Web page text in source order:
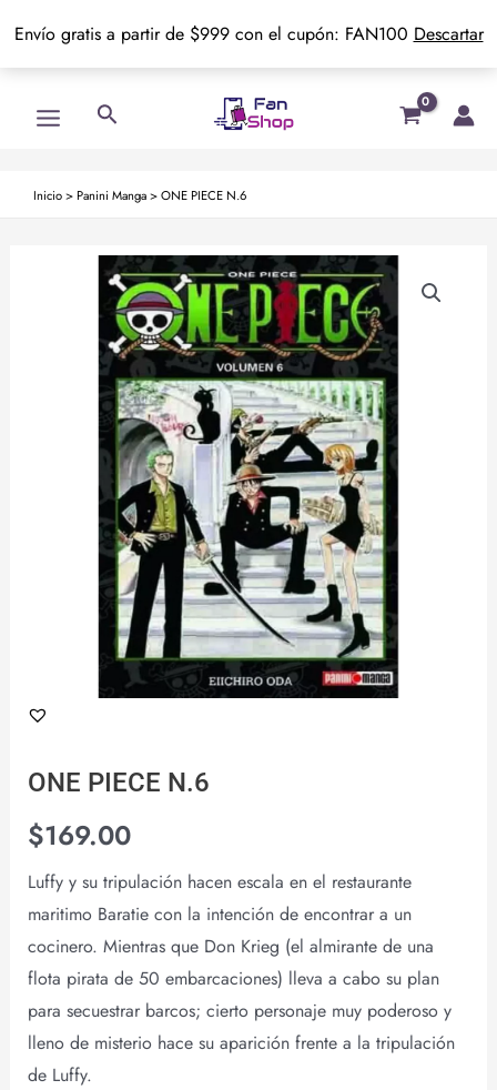
Envío gratis a partir de $999 con el cupón: FAN100 Descartar
Menu
Buscar
Inicio> Panini Manga>ONE PIECE N.6
ONE PIECE N.6
$169.00
Luffy y su tripulación hacen escala en el restaurante
maritimo Baratie con la intención de encontrar a un
cocinero. Mientras que Don Krieg (el almirante de una
flota pirata de 50 embarcaciones) lleva a cabo su plan
para secuestrar barcos; cierto personaje muy poderoso y
lleno de misterio hace su aparición frente a la tripulación
de Luffy.